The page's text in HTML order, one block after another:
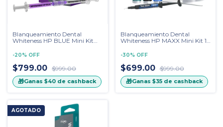
Blanqueamiento Dental
Whiteness HP BLUE Mini Kit
-20% OFF
$799.00 $999.00
🎁Ganas $40 de cashback
Blanqueamiento Dental
Whiteness HP MAXX Mini Kit 1
-30% OFF
$699.00 $999.00
🎁Ganas $35de cashback
AGOTADO